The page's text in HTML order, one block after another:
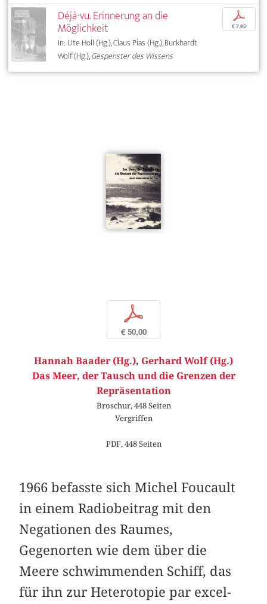
Déjà-vu. Erinnerung an die
Möglichkeit
In: Ute Holl (Hg.), Claus Pias (Hg.), Burkhardt
Wolf (Hg.),Gespenster des Wissens
p
€ 7,95
p
€ 50,00
Hannah Baader (Hg.), Gerhard Wolf (Hg.)
Das Meer, der Tausch und die Grenzen der
Repräsentation
Broschur, 448 Seiten
Vergriffen
PDF, 448 Seiten
1966 befasste sich Michel Foucault
in einem Radiobeitrag mit den
Negationen des Raumes,
Gegenorten wie dem über die
Meere schwimmenden Schiff, das
für ihn zur Heterotopie par excel­